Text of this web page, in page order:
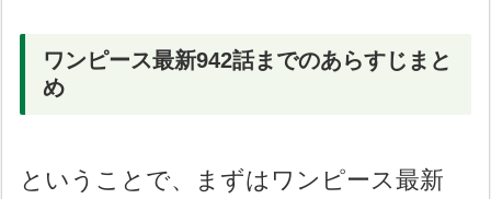
ワンピース最新942話までのあらすじまと
め
ということで、まずはワンピース最新